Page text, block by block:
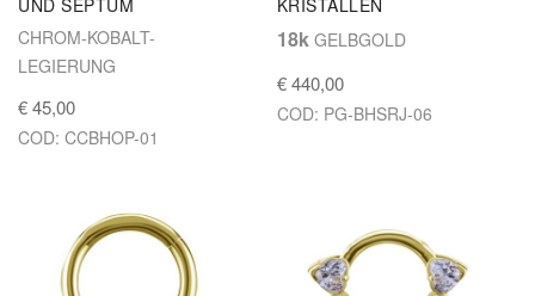
UND SEPTUM
CHROM-KOBALT-
LEGIERUNG
€ 45,00
COD: CCBHOP-01
KRISTALLEN
18kGELBGOLD
€ 440,00
COD: PG-BHSRJ-06